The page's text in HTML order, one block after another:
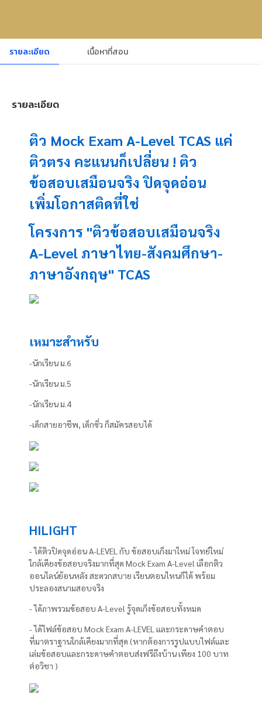
รายละเอียด เนื้อหาที่สอน
รายละเอียด
ติว Mock Exam A-Level TCAS แค่
ติวตรง คะแนนก็เปลี่ยน ! ติว
ข้อสอบเสมือนจริง ปิดจุดอ่อน
เพิ่มโอกาสติดที่ใช่
โครงการ "ติวข้อสอบเสมือนจริง
A-Level ภาษาไทย-สังคมศึกษา-
ภาษาอังกฤษ" TCAS
เหมาะสำหรับ
-นักเรียน ม.6
-นักเรียน ม.5
-นักเรียน ม.4
-เด็กสายอาชีพ, เด็กซิ่ว ก็สมัครสอบได้
HILIGHT
- ได้ติวปิดจุดอ่อน A-LEVEL กับ ข้อสอบเก็งมาใหม่ โจทย์ใหม่
ใกล้เคียงข้อสอบจริงมากที่สุด Mock Exam A-Level เลือกติว
ออนไลน์ย้อนหลัง สะดวกสบาย เรียนตอนไหนก็ได้ พร้อม
ประลองสนามสอบจริง
- ได้ภาพรวมข้อสอบ A-Level รู้จุดเก็งข้อสอบทั้งหมด
- ได้ไฟล์ข้อสอบ Mock Exam A-LEVEL และกระดาษคำตอบ
ที่มาตราฐานใกล้เคียงมากที่สุด (หากต้องการรูปแบบไฟล์และ
เล่มข้อสอบและกระดาษคำตอบส่งฟรีถึงบ้าน เพียง 100 บาท
ต่อวิชา )